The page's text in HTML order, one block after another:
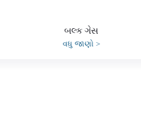
બલ્ક ગેસ
વધુ જાણો>